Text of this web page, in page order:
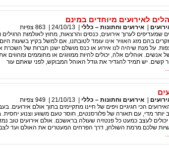
לאירועים מיוחדים במינם
אירועים וחתונות – כללי 24/10/13
863 צפיות
שמעדיפים לערוך אירועים, כנסים והרצאות, מחוץ לאולמות
בהם מזג האוויר אינו עומד לטובתנו, אם למשל בקיץ בשעות
על מנת שיהיה לנו אירוע או כנס מושלם ישנן חברות של השכרת
אנשים. אוהלים אלה, יכולים להיות ממוזגים או מחוממים ומהווים
קשים. יש תמיד להגדיר את גודל האוהל המבוקש, לפני שאתם עור
אירועים וחתונות – כללי 21/10/13
949 צפיות
הכי חגיגיים ויפים של חיינו מתקיימים בתוך אולם אירועים.
יותר מדי, עם תאורה של פלורסנטים, חוסר טעם משווע וצנוע יחסית.
לעצב כמעט כל פנטזיה שעולה בראשכם. אולם אירועים טוב
שלכם מרמת השולחן, דרך הפרחים המעטרים את האולם ועד